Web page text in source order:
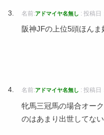
名前:アドマイヤ名無し : 投稿日
阪神JFの上位5頭ほんま
名前:アドマイヤ名無し : 投稿日
牝馬三冠馬の場合オー
のはあまり出世してな